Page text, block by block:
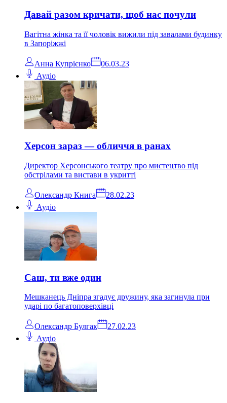
Давай разом кричати, щоб нас почули
Вагітна жінка та її чоловік вижили під завалами будинку
в Запоріжжі
Анна Купрієнко
06.03.23
Аудіо
Херсон зараз — обличчя в ранах
Директор Херсонського театру про мистецтво під
обстрілами та вистави в укритті
Олександр Книга
28.02.23
Аудіо
Саш, ти вже один
Мешканець Дніпра згадує дружину, яка загинула при
ударі по багатоповерхівці
Олександр Булгак
27.02.23
Аудіо